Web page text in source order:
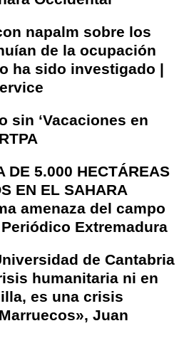
napalm sobre los
de la ocupación
ha sido investigado |
sin ‘Vacaciones en
DE 5.000 HECTÁREAS
EN EL SAHARA
amenaza del campo
Extremadura
de Cantabria
humanitaria ni en
es una crisis
Juan